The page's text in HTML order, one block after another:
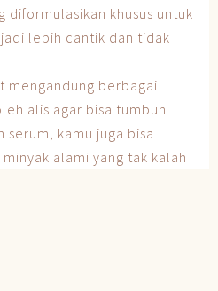
diformulasikan khusus untuk
lebih cantik dan tidak
mengandung berbagai
alis agar bisa tumbuh
kamu juga bisa
alami yang tak kalah